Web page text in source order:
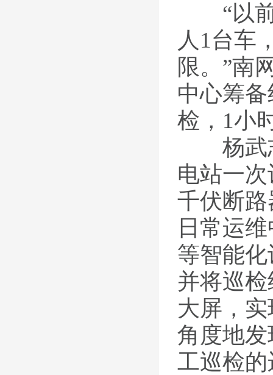
“以
人 1台车
限。 ”南
中心筹
检， 1小
杨武
电站一
千伏断
日常运
等智能
并将巡
大屏，
角度地
工巡检